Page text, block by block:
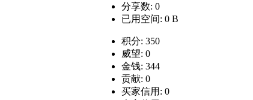
分享数: 0
已用空间: 0 B
积分: 350
威望: 0
金钱: 344
贡献: 0
买家信用: 0